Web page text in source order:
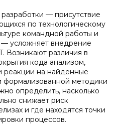
— присутствие
по технологическому
командной работы и
— усложняет внедрение
Возникают различия в
кода анализом,
реакции на найденные
формализованной методики
определить, насколько
снижает риск
и где находятся точки
процессов.